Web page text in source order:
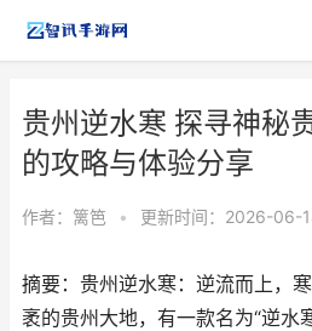
贵州逆水寒 探寻神秘
的攻略与体验分享
作者： 篱笆 • 更新时间：2026-06-
摘要：贵州逆水寒：逆流而上，
袤的贵州大地，有一款名为“逆水